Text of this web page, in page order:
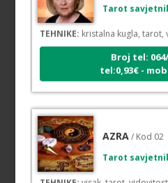
TEHNIKE:kristalna kugla, tarot,
Broj tel: 064/
tel:0,93€ -
Tarot
TEHNIKE:visak, tarot,